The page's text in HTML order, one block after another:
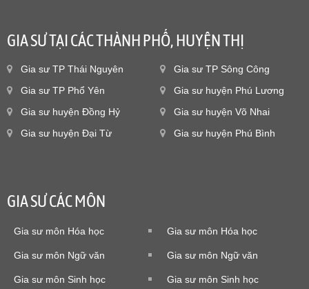
GIA SƯ TẠI CÁC THÀNH PHỐ, HUYỆN THỊ
Gia sư TP Thái Nguyên
Gia sư TP Sông Công
Gia sư TP Phổ Yên
Gia sư huyện Phú Lương
Gia sư huyện Đồng Hỷ
Gia sư huyện Võ Nhai
Gia sư huyện Đại Từ
Gia sư huyện Phú Bình
GIA SƯ CÁC MÔN
Gia sư môn Hóa học Gia sư môn Hóa học
Gia sư môn Ngữ văn Gia sư môn Ngữ văn
Gia sư môn Sinh học Gia sư môn Sinh học